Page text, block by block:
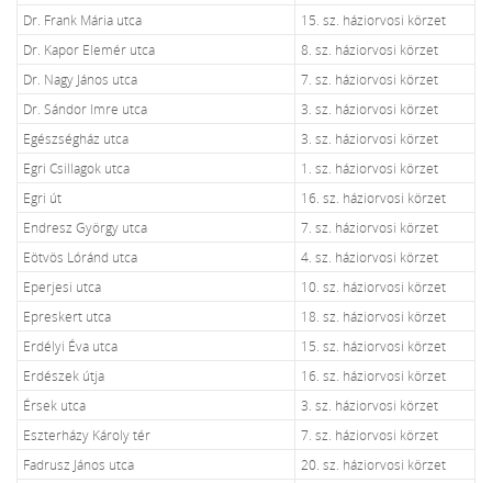
Dr. Frank Mária utca
15. sz. háziorvosi körzet
Dr. Kapor Elemér utca
8. sz. háziorvosi körzet
Dr. Nagy János utca
7. sz. háziorvosi körzet
Dr. Sándor Imre utca
3. sz. háziorvosi körzet
Egészségház utca
3. sz. háziorvosi körzet
Egri Csillagok utca
1. sz. háziorvosi körzet
Egri út
16. sz. háziorvosi körzet
Endresz György utca
7. sz. háziorvosi körzet
Eötvös Lóránd utca
4. sz. háziorvosi körzet
Eperjesi utca
10. sz. háziorvosi körzet
Epreskert utca
18. sz. háziorvosi körzet
Erdélyi Éva utca
15. sz. háziorvosi körzet
Erdészek útja
16. sz. háziorvosi körzet
Érsek utca
3. sz. háziorvosi körzet
Eszterházy Károly tér
7. sz. háziorvosi körzet
Fadrusz János utca
20. sz. háziorvosi körzet